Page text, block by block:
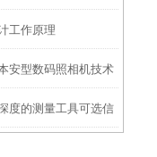
参数！
工作原理
安型数码照相机技术
度的测量工具可选信